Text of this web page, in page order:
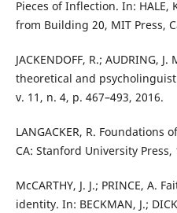
Pieces of Inflection. In: HALE,
from Building 20, MIT Press,
JACKENDOFF, R.; AUDRING,
theoretical and
v. 11, n. 4, p. 467–493, 2016.
LANGACKER, R.
CA: Stanford University Press,
McCARTHY, J. J.; PRINCE, A.
identity. In: BECKMAN, J.;